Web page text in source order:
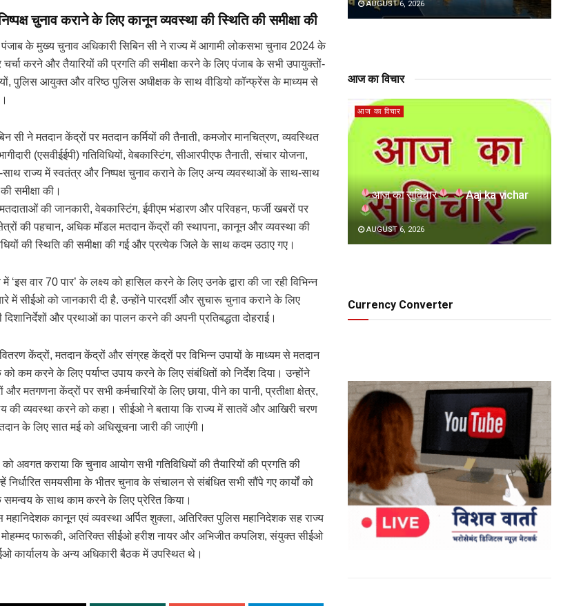
चुनाव कराने के लिए कानून व्यवस्था की स्थिति की समीक्षा की
पंजाब के मुख्य चुनाव अधिकारी सिबिन सी ने राज्य में आगामी लोकसभा चुनाव 2024 के
करने और तैयारियों की प्रगति की समीक्षा करने के लिए पंजाब के सभी उपायुक्तों-
पुलिस आयुक्त और वरिष्ठ पुलिस अधीक्षक के साथ वीडियो कॉन्फ्रेंस के माध्यम से
सी ने मतदान केंद्रों पर मतदान कर्मियों की तैनाती, कमजोर मानचित्रण, व्यवस्थित
(एसवीईईपी) गतिविधियों, वेबकास्टिंग, सीआरपीएफ तैनाती, संचार योजना,
साथ राज्य में स्वतंत्र और निष्पक्ष चुनाव कराने के लिए अन्य व्यवस्थाओं के साथ-साथ
समीक्षा की।
की जानकारी, वेबकास्टिंग, ईवीएम भंडारण और परिवहन, फर्जी खबरों पर
की पहचान, अधिक मॉडल मतदान केंद्रों की स्थापना, कानून और व्यवस्था की
की स्थिति की समीक्षा की गई और प्रत्येक जिले के साथ कदम उठाए गए।
‘इस वार 70 पार’ के लक्ष्य को हासिल करने के लिए उनके द्वारा की जा रही विभिन्न
में सीईओ को जानकारी दी है. उन्होंने पारदर्शी और सुचारू चुनाव कराने के लिए
दिशानिर्देशों और प्रथाओं का पालन करने की अपनी प्रतिबद्धता दोहराई।
केंद्रों, मतदान केंद्रों और संग्रह केंद्रों पर विभिन्न उपायों के माध्यम से मतदान
को कम करने के लिए पर्याप्त उपाय करने के लिए संबंधितों को निर्देश दिया। उन्होंने
और मतगणना केंद्रों पर सभी कर्मचारियों के लिए छाया, पीने का पानी, प्रतीक्षा क्षेत्र,
की व्यवस्था करने को कहा। सीईओ ने बताया कि राज्य में सातवें और आखिरी चरण
के लिए सात मई को अधिसूचना जारी की जाएंगी।
अवगत कराया कि चुनाव आयोग सभी गतिविधियों की तैयारियों की प्रगति की
निर्धारित समयसीमा के भीतर चुनाव के संचालन से संबंधित सभी सौंपे गए कार्यों को
के साथ काम करने के लिए प्रेरित किया।
कानून एवं व्यवस्था अर्पित शुक्ला, अतिरिक्त पुलिस महानिदेशक सह राज्य
फारूकी, अतिरिक्त सीईओ हरीश नायर और अभिजीत कपलिश, संयुक्त सीईओ
कार्यालय के अन्य अधिकारी बैठक में उपस्थित थे।
AUGUST 6, 2026
आज का विचार
आज का विचार
आज का सुविचार Aaj ka vichar
AUGUST 6, 2026
Currency Converter